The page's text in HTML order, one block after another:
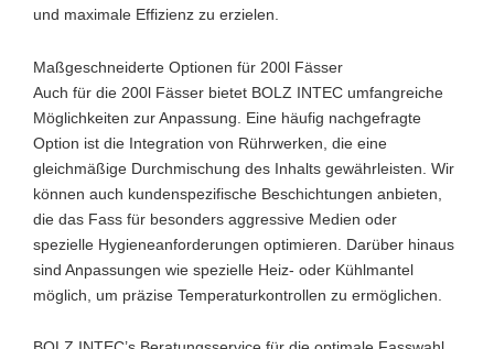
und maximale Effizienz zu erzielen.
Maßgeschneiderte Optionen für 200l Fässer
Auch für die 200l Fässer bietet BOLZ INTEC umfangreiche
Möglichkeiten zur Anpassung. Eine häufig nachgefragte
Option ist die Integration von Rührwerken, die eine
gleichmäßige Durchmischung des Inhalts gewährleisten. Wir
können auch kundenspezifische Beschichtungen anbieten,
die das Fass für besonders aggressive Medien oder
spezielle Hygieneanforderungen optimieren. Darüber hinaus
sind Anpassungen wie spezielle Heiz- oder Kühlmantel
möglich, um präzise Temperaturkontrollen zu ermöglichen.